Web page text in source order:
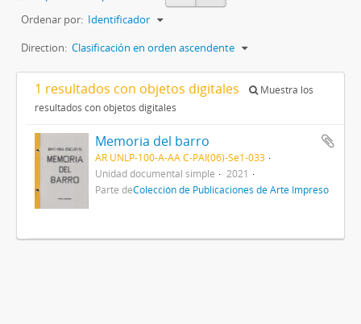
Ordenar por: Identificador
Direction: Clasificación en orden ascendente
1 resultados con objetos digitales
Muestra los
resultados con objetos digitales
Memoria del barro
AR UNLP-100-A-AA C-PAI(06)-Se1-033
Unidad documental simple
2021
Parte deColección de Publicaciones de Arte Impreso